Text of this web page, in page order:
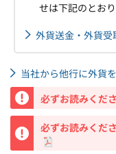
せは下記のとおり
外貨送金・外貨
当社から他行に外貨
重要
必ずお読みくだ
重要
必ずお読みくだ